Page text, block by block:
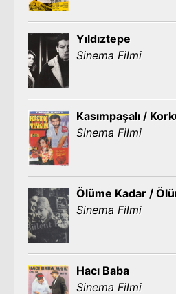
Yıldıztepe
Sinema Filmi
Kasımpaşalı /
Sinema Filmi
Ölüme Kadar /
Sinema Filmi
Hacı Baba
Sinema Filmi